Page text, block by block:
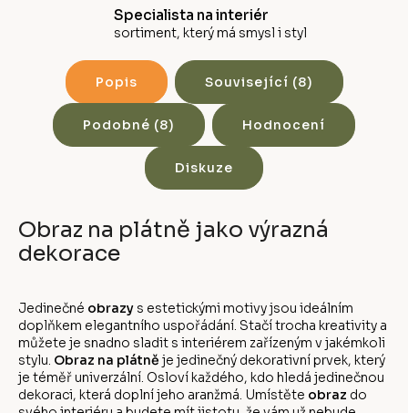
Specialista na interiér
sortiment, který má smysl i styl
Popis Související (8)
Podobné (8) Hodnocení
Diskuze
Obraz na plátně jako výrazná
dekorace
Jedinečné obrazy s estetickými motivy jsou ideálním
doplňkem elegantního uspořádání. Stačí trocha kreativity a
můžete je snadno sladit s interiérem zařízeným v jakémkoli
stylu. Obraz na plátně je jedinečný dekorativní prvek, který
je téměř univerzální. Osloví každého, kdo hledá jedinečnou
dekoraci, která doplní jeho aranžmá. Umístěte obraz do